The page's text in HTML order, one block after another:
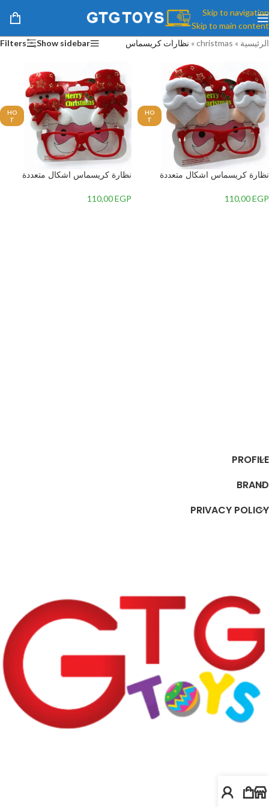
Skip to navigation
Skip to main content
الرئيسية »
christmas
» نظارات كريسماس Show sidebar
Filters
HO
T
نظارة كريسماس اشكال متعددة
110,00EGP
HO
T
نظارة كريسماس اشكال متعددة
110,00EGP
PROFILE
BRAND
PRIVACY POLICY